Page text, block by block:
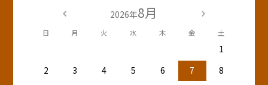
2026年8月
日 月 火 水 木 金 土
1
2
3 4 5 6 7
8